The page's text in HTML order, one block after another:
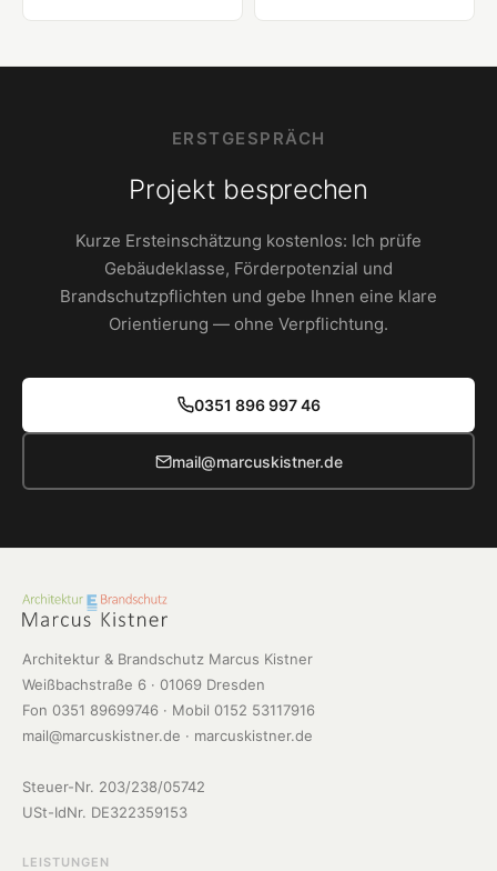
ERSTGESPRÄCH
Projekt besprechen
Kurze Ersteinschätzung kostenlos: Ich prüfe
Gebäudeklasse, Förderpotenzial und
Brandschutzpflichten und gebe Ihnen eine klare
Orientierung — ohne Verpflichtung.
0351 896 997 46
mail@marcuskistner.de
Architektur & Brandschutz Marcus Kistner
Weißbachstraße 6 · 01069 Dresden
Fon 0351 89699746 · Mobil 0152 53117916
mail@marcuskistner.de · marcuskistner.de
Steuer-Nr. 203/238/05742
USt-IdNr. DE322359153
LEISTUNGEN